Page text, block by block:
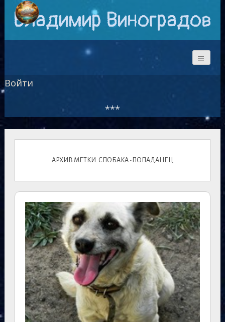
Владимир Виноградов
Войти
***
АРХИВ МЕТКИ: СПОБАКА -ПОПАДАНЕЦ